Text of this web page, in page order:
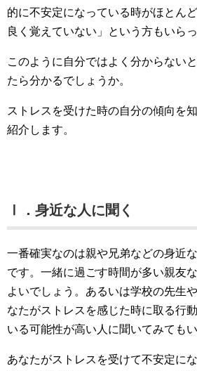
的に不安定になっている時がほとん
良く覚えていない」という方もいら
このように自分ではよく分からない
たら分かるでしょうか。
ストレスを受けた時の自分の傾向を
紹介します。
Ⅰ．身近な人に聞く
一番確実なのは親や兄弟などの身近
です。一緒に過ごす時間が多い親友
よいでしょう。あるいは学校の先生
なたがストレスを感じた時に取る行
いる可能性が高い人に聞いてみてもい
あなたがストレスを受けて不安定に